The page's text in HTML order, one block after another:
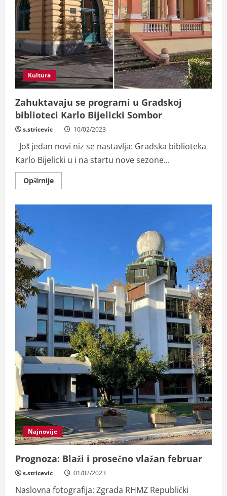
Kultura
Zahuktavaju se programi u Gradskoj
biblioteci Karlo Bijelicki Sombor
s.stricevic 10/02/2023
Još jedan novi niz se nastavlja: Gradska biblioteka
Karlo Bijelicki u i na startu nove sezone...
OpširnijeRead
more
Najnovije
Prognoza: Blaži i prosečno vlažan februar
s.stricevic 01/02/2023
Naslovna fotografija: Zgrada RHMZ Republički